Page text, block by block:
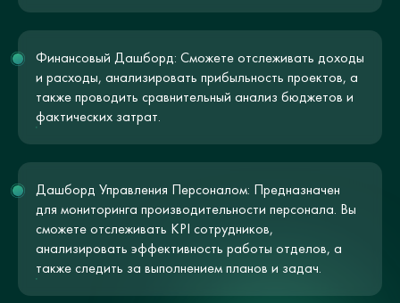
Финансовый Дашборд: Сможете отслеживать доходы
и расходы, анализировать прибыльность проектов, а
также проводить сравнительный анализ бюджетов и
фактических затрат.
Дашборд Управления Персоналом: Предназначен
для мониторинга производительности персонала. Вы
сможете отслеживать KPI сотрудников,
анализировать эффективность работы отделов, а
также следить за выполнением планов и задач.